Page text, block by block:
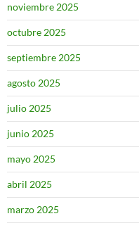
noviembre 2025
octubre 2025
septiembre 2025
agosto 2025
julio 2025
junio 2025
mayo 2025
abril 2025
marzo 2025